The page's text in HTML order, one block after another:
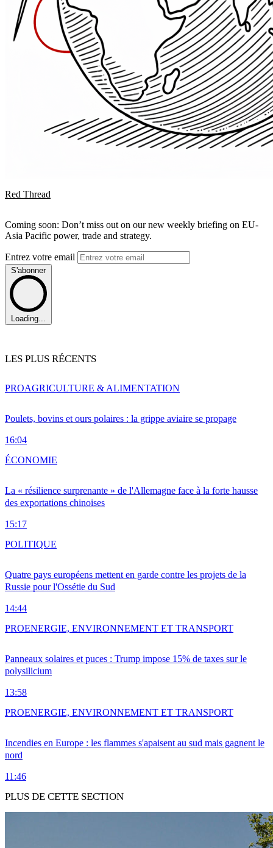
Red Thread
Coming soon: Don’t miss out on our new weekly briefing on EU-
Asia Pacific power, trade and strategy.
Entrez votre email
S'abonner
Loading...
LES PLUS RÉCENTS
Poulets, bovins et ours polaires : la grippe aviaire se propage
16:04
PROAGRICULTURE & ALIMENTATION
La « résilience surprenante » de l'Allemagne face à la forte hausse
des exportations chinoises
15:17
ÉCONOMIE
Quatre pays européens mettent en garde contre les projets de la
Russie pour l'Ossétie du Sud
14:44
POLITIQUE
Panneaux solaires et puces : Trump impose 15% de taxes sur le
polysilicium
13:58
PROENERGIE, ENVIRONNEMENT ET TRANSPORT
Incendies en Europe : les flammes s'apaisent au sud mais gagnent le
nord
11:46
PROENERGIE, ENVIRONNEMENT ET TRANSPORT
PLUS DE CETTE SECTION